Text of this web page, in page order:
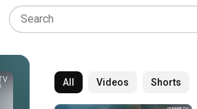
All Videos Shorts